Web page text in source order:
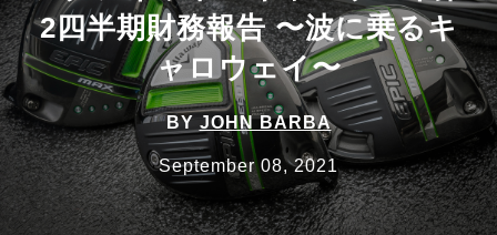
2四半期財務報告 〜波に乗るキ
ャロウェイ〜
BY JOHN BARBA
September 08, 2021
HOW TO ゴルフ上達・実践テクニック
LAB テスト・データ検証
Golf News ゴルフニュース
REVIEWS 製品レビュー
※メーカー名やクラブ名など、検索したい事柄を入
力してください。